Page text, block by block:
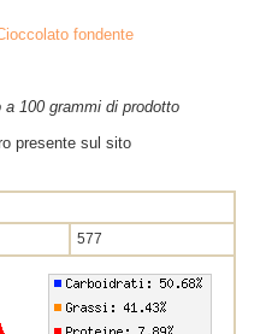
fondente
100 grammi di prodotto
presente sul sito
577